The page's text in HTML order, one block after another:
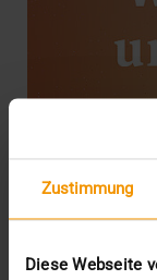
Zustimmung
Diese Webseite
Treffen Sie